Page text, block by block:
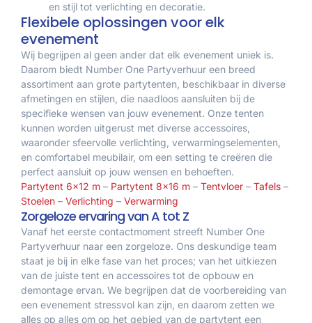
en stijl tot verlichting en decoratie.
Flexibele oplossingen voor elk
evenement
Wij begrijpen al geen ander dat elk evenement uniek is.
Daarom biedt Number One Partyverhuur een breed
assortiment aan grote partytenten, beschikbaar in diverse
afmetingen en stijlen, die naadloos aansluiten bij de
specifieke wensen van jouw evenement. Onze tenten
kunnen worden uitgerust met diverse accessoires,
waaronder sfeervolle verlichting, verwarmingselementen,
en comfortabel meubilair, om een setting te creëren die
perfect aansluit op jouw wensen en behoeften.
Partytent 6×12 m – Partytent 8×16 m – Tentvloer – Tafels –
Stoelen – Verlichting – Verwarming
Zorgeloze ervaring van A tot Z
Vanaf het eerste contactmoment streeft Number One
Partyverhuur naar een zorgeloze. Ons deskundige team
staat je bij in elke fase van het proces; van het uitkiezen
van de juiste tent en accessoires tot de opbouw en
demontage ervan. We begrijpen dat de voorbereiding van
een evenement stressvol kan zijn, en daarom zetten we
alles op alles om op het gebied van de partytent een